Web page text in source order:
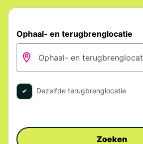
Ophaal- en terugbrenglocatie
Dezelfde terugbrenglocatie
Zoeken